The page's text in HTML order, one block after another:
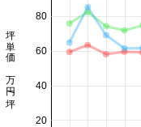
20
40
60
80
坪単価 万円/坪